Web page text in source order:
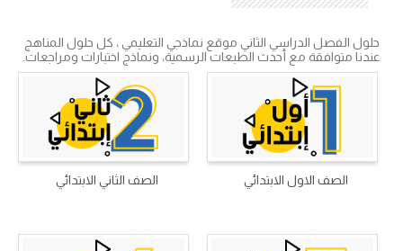
حلول الفصل الدراسي الثاني موقع نماذجي التعليمي ، كل حلول المناهج
عندنا متوافقة مع أحدث الطبعات الرسمية، ونماذج اختبارات ومراجعات.
الصف الاول الابتدائي الصف الثاني الابتدائي